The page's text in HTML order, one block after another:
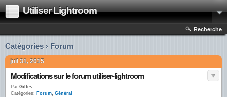
Utiliser Lightroom
Recherche
Catégories › Forum
juil 31, 2015
Modifications sur le forum utiliser-lightroom
Par Gilles
Catégories: Forum, Général